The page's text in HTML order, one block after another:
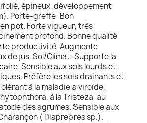
épineux, développement
Porte-greffe: Bon
pot. Forte vigueur, très
profond. Bonne qualité
productivité. Augmente
de jus. Sol/Climat: Supporte la
Sensible aux sols lourds et
Préfère les sols drainants et
à la maladie a viroïde,
à la Tristeza, au
des agrumes. Sensible aux
( Diaprepres sp.).